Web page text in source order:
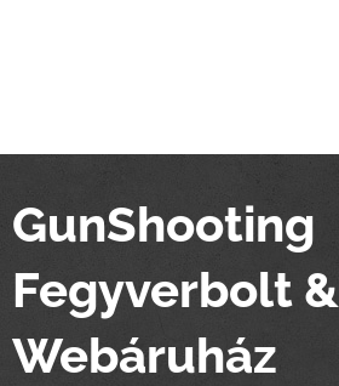
GunShooting
Fegyverbolt &
Webáruház